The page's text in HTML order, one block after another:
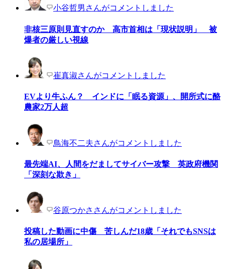
小谷哲男さんがコメントしました
非核三原則見直すのか 高市首相は「現状説明」 被
爆者の厳しい視線
崔真淑さんがコメントしました
EVより牛ふん？ インドに「眠る資源」、開所式に酪
農家2万人超
鳥海不二夫さんがコメントしました
最先端AI、人間をだましてサイバー攻撃 英政府機関
「深刻な欺き」
谷原つかささんがコメントしました
投稿した動画に中傷 苦しんだ18歳「それでもSNSは
私の居場所」